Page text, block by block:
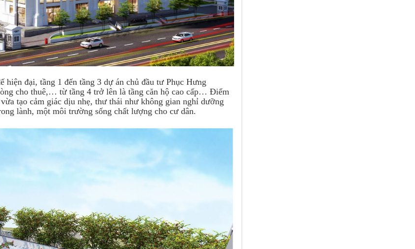
đại, tầng 1 đến tầng 3 dự án chủ đầu tư Phục Hưng
cho thuê,… từ tầng 4 trở lên là tầng căn hộ cao cấp… Điểm
tạo cảm giác dịu nhẹ, thư thái như không gian nghỉ dưỡng
lành, một môi trường sống chất lượng cho cư dân.